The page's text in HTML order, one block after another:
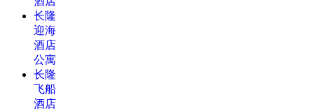
长隆
迎海
酒店
公寓
长隆
飞船
酒店